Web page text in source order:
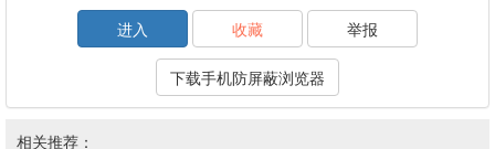
进入
收藏 举报
下载手机防屏蔽浏览器
相关推荐：